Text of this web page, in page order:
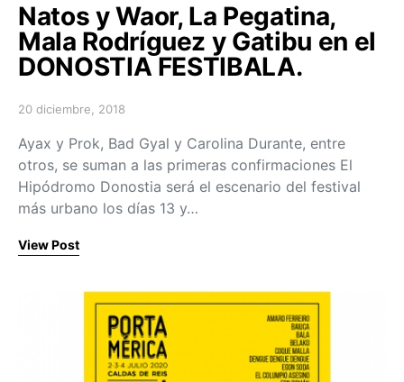
Natos y Waor, La Pegatina,
Mala Rodríguez y Gatibu en el
DONOSTIA FESTIBALA.
Posted on
20 diciembre, 2018
Ayax y Prok, Bad Gyal y Carolina Durante, entre
otros, se suman a las primeras confirmaciones El
Hipódromo Donostia será el escenario del festival
más urbano los días 13 y…
View Post